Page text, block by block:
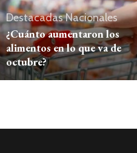
DestacadasNacionales
¿Cuánto aumentaron los
alimentos en lo que va de
octubre?